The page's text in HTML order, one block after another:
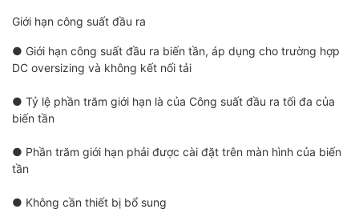
Giới hạn công suất đầu ra
● Giới hạn công suất đầu ra biến tần, áp dụng cho trường hợp
DC oversizing và không kết nối tải
● Tỷ lệ phần trăm giới hạn là của Công suất đầu ra tối đa của
biến tần
● Phần trăm giới hạn phải được cài đặt trên màn hình của biến
tần
● Không cần thiết bị bổ sung